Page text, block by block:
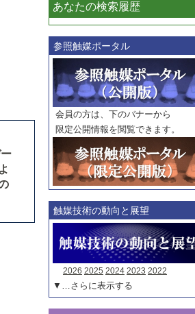
必ず含む
巻・号指定
巻
号
範囲指定
巻
号～
巻
号
触媒年鑑
年度
記事種別
マーク：
マークあり
あなたの検索履歴
参照触媒ポータル
会員の方は、下のバナーから
限定公開情報を閲覧できます。
触媒技術の動向と展望
2026 2025 2024 2023 2022
▼…さらに表示する